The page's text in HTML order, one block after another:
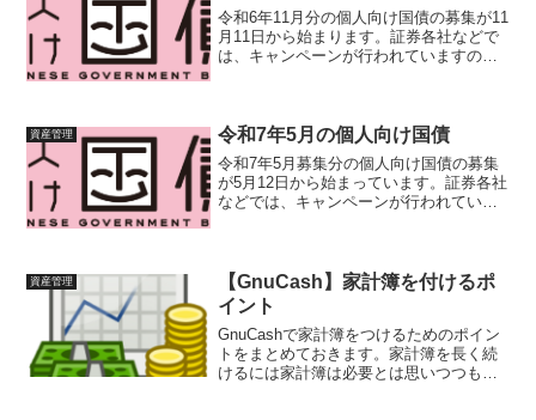
令和6年11月分の個人向け国債の募集が11
月11日から始まります。証券各社などで
は、キャンペーンが行われていますの
ト）は、令和6...
資産管理 令和7年5月の個人向け国債
令和7年5月募集分の個人向け国債の募集
が5月12日から始まっています。証券各社
などでは、キャンペーンが行われていま
イト）は、募集...
資産管理
【GnuCash】家計簿を付けるポ
イント
GnuCashで家計簿をつけるためのポイン
トをまとめておきます。家計簿を長く続
けるには家計簿は必要とは思いつつも、